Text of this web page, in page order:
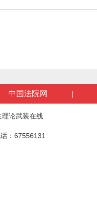
中国法院网 |
论武装在线
：67556131